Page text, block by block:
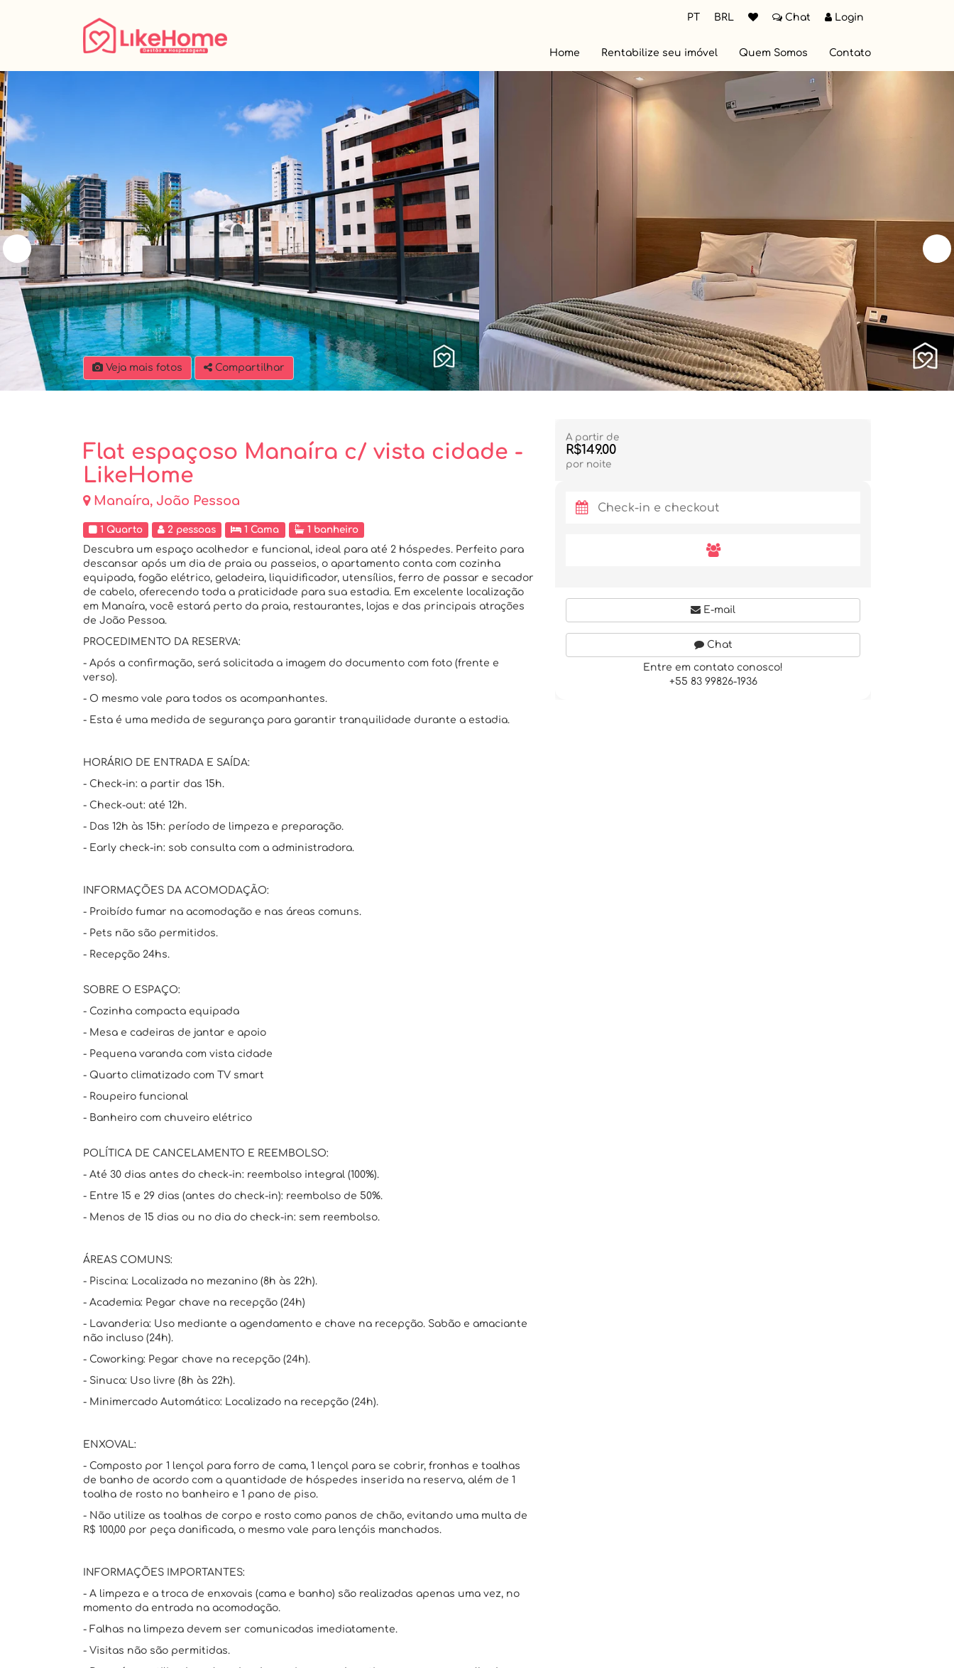
PT BRL Chat Login
Home Rentabilize seu imóvel Quem Somos Contato
Veja mais fotos Compartilhar
Flat espaçoso Manaíra c/ vista cidade -
LikeHome
Manaíra, João Pessoa
1 Quarto 2 pessoas 1 Cama
1 banheiro
Descubra um espaço acolhedor e funcional, ideal para até 2 hóspedes. Perfeito para
descansar após um dia de praia ou passeios, o apartamento conta com cozinha
equipada, fogão elétrico, geladeira, liquidificador, utensílios, ferro de passar e secador
de cabelo, oferecendo toda a praticidade para sua estadia. Em excelente localização
em Manaíra, você estará perto da praia, restaurantes, lojas e das principais atrações
de João Pessoa.
PROCEDIMENTO DA RESERVA:
- Após a confirmação, será solicitada a imagem do documento com foto (frente e
verso).
- O mesmo vale para todos os acompanhantes.
- Esta é uma medida de segurança para garantir tranquilidade durante a estadia.
HORÁRIO DE ENTRADA E SAÍDA:
- Check-in: a partir das 15h.
- Check-out: até 12h.
- Das 12h às 15h: período de limpeza e preparação.
- Early check-in: sob consulta com a administradora.
INFORMAÇÕES DA ACOMODAÇÃO:
- Proibído fumar na acomodação e nas áreas comuns.
- Pets não são permitidos.
- Recepção 24hs.
SOBRE O ESPAÇO:
- Cozinha compacta equipada
- Mesa e cadeiras de jantar e apoio
- Pequena varanda com vista cidade
- Quarto climatizado com TV smart
- Roupeiro funcional
- Banheiro com chuveiro elétrico
POLÍTICA DE CANCELAMENTO E REEMBOLSO:
- Até 30 dias antes do check-in: reembolso integral (100%).
- Entre 15 e 29 dias (antes do check-in): reembolso de 50%.
- Menos de 15 dias ou no dia do check-in: sem reembolso.
ÁREAS COMUNS:
- Piscina: Localizada no mezanino (8h às 22h).
- Academia: Pegar chave na recepção (24h)
- Lavanderia: Uso mediante a agendamento e chave na recepção. Sabão e amaciante
não incluso (24h).
- Coworking: Pegar chave na recepção (24h).
- Sinuca: Uso livre (8h às 22h).
- Minimercado Automático: Localizado na recepção (24h).
ENXOVAL:
- Composto por 1 lençol para forro de cama, 1 lençol para se cobrir, fronhas e toalhas
de banho de acordo com a quantidade de hóspedes inserida na reserva, além de 1
toalha de rosto no banheiro e 1 pano de piso.
- Não utilize as toalhas de corpo e rosto como panos de chão, evitando uma multa de
R$ 100,00 por peça danificada, o mesmo vale para lençóis manchados.
INFORMAÇÕES IMPORTANTES:
- A limpeza e a troca de enxovais (cama e banho) são realizadas apenas uma vez, no
momento da entrada na acomodação.
- Falhas na limpeza devem ser comunicadas imediatamente.
- Visitas não são permitidas.
A partir de
R$149.00
por noite
E-mail
Chat
Entre em contato conosco!
+55 83 99826-1936